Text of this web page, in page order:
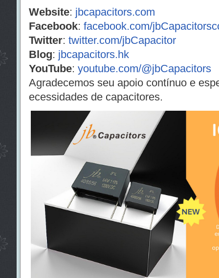
Website: jbcapacitors.com
Facebook: facebook.com/
Twitter: twitter.com/jbCapacitor
Blog: jbcapacitors.hk
YouTube: youtube.com/@jbCapacitors
Agradecemos seu apoio contínuo e
ecessidades de capacitores.